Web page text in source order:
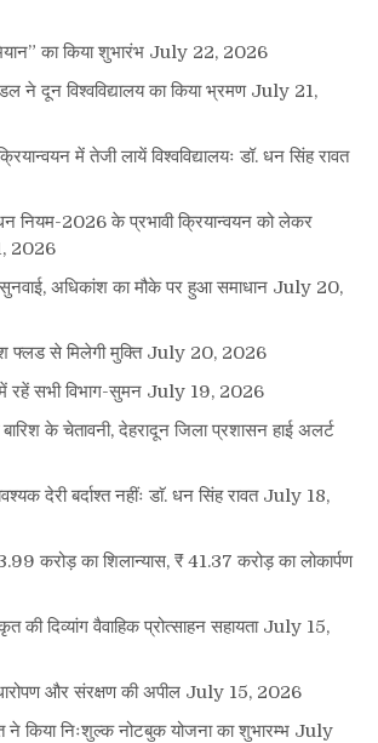
का किया शुभारंभ July 22, 2026
ने दून विश्वविद्यालय का किया भ्रमण July 21,
में तेजी लायें विश्वविद्यालयः डॉ. धन सिंह रावत
नियम-2026 के प्रभावी क्रियान्वयन को लेकर
2026
सुनवाई, अधिकांश का मौके पर हुआ समाधान July 20,
फ्लड से मिलेगी मुक्ति July 20, 2026
रहें सभी विभाग-सुमन July 19, 2026
के चेतावनी, देहरादून जिला प्रशासन हाई अलर्ट
देरी बर्दाश्त नहींः डाॅ. धन सिंह रावत July 18,
करोड़ का शिलान्यास, ₹ 41.37 करोड़ का लोकार्पण
की दिव्यांग वैवाहिक प्रोत्साहन सहायता July 15,
और संरक्षण की अपील July 15, 2026
ने किया निःशुल्क नोटबुक योजना का शुभारम्भ July